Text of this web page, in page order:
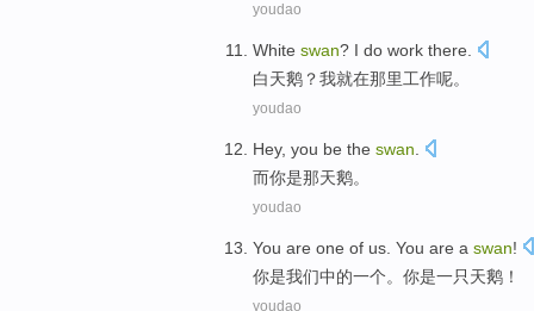
youdao
White swan? I do work there
白天鹅 ？我就在那里工作呢。
youdao
Hey, you be the swan
而你是那天鹅。
youdao
You are one of us . You are a swan!
你是我们中的一个。你是一只天鹅 ！
youdao